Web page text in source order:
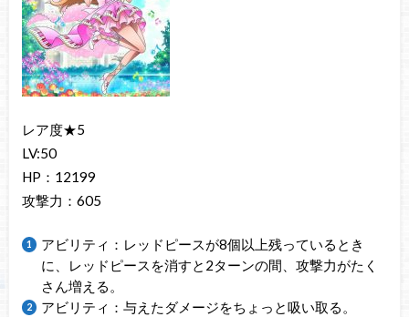
レア度★5
LV:50
HP：12199
攻撃力：605
アビリティ：レッドピースが8個以上残っているとき
に、レッドピースを消すと2ターンの間、攻撃力がたく
さん増える。
アビリティ：与えたダメージをちょっと吸い取る。